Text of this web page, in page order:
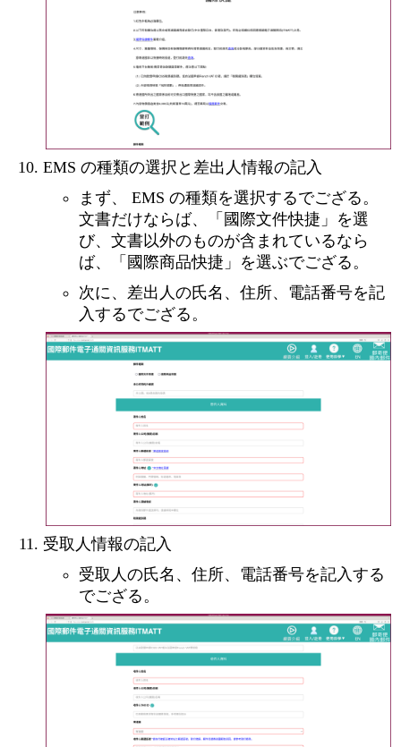
EMS の種類の選択と差出人情報の記入
まず、 EMS の種類を選択するでござる。
文書だけならば、「國際文件快捷」を選
び、文書以外のものが含まれているなら
ば、「國際商品快捷」を選ぶでござる。
次に、差出人の氏名、住所、電話番号を記
入するでござる。
受取人情報の記入
受取人の氏名、住所、電話番号を記入する
でござる。